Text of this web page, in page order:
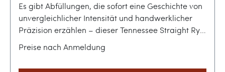
Es gibt Abfüllungen, die sofort eine Geschichte von
unvergleichlicher Intensität und handwerklicher
Präzision erzählen – dieser Tennessee Straight Rye
Whiskey ist ein solches Exemplar, das die Brücke
zwischen roher Kraft und raffinierter Veredelung
Preise nach Anmeldung